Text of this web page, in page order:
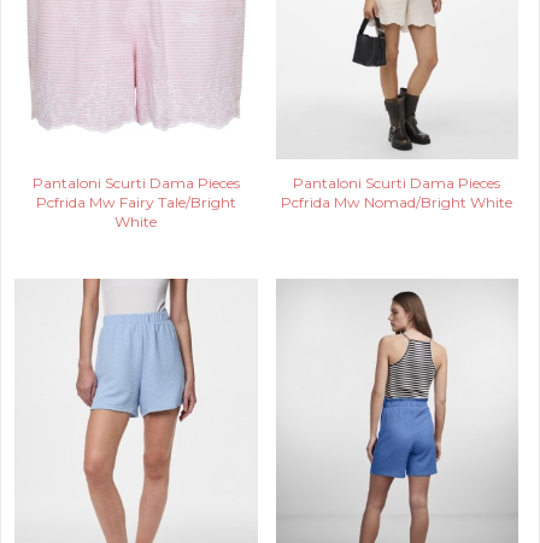
Pantaloni Scurti Dama Pieces
Pcfrida Mw Fairy Tale/Bright
White
Pantaloni Scurti Dama Pieces
Pcfrida Mw Nomad/Bright White